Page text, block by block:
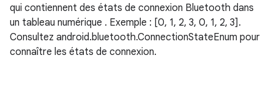
qui contiennent des états de connexion Bluetooth dans
un tableau numérique . Exemple : [0, 1, 2, 3, 0, 1, 2, 3].
Consultez android.bluetooth.ConnectionStateEnum pour
connaître les états de connexion.